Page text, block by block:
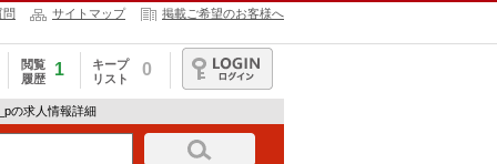
問 サイトマップ 掲載ご希望のお客様へ
閲覧
履歴
1
キープ
リスト
0
ログイン
の求人情報詳細